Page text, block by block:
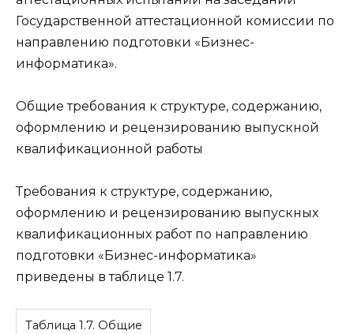
Государственной аттестационной комиссии по
направлению подготовки «Бизнес-
информатика».
Общие требования к структуре, содержанию,
оформлению и рецензированию выпускной
квалификационной работы
Требования к структуре, содержанию,
оформлению и рецензированию выпускных
квалификационных работпо направлению
подготовки «Бизнес-информатика»
приведены в таблице 1.7.
Таблица 1.7. Общие